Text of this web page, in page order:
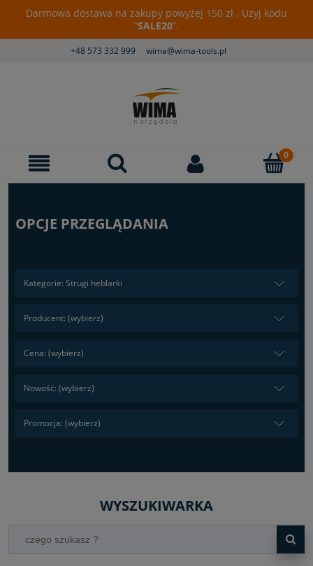
Darmowa dostawa na zakupy powyżej 150 zł . Uzyj kodu
“SALE20”.
+48 573 332 999 wima@wima-tools.pl
OPCJE PRZEGLĄDANIA
Kategorie: Strugi heblarki
Producent: (wybierz)
Cena: (wybierz)
Nowość: (wybierz)
Promocja: (wybierz)
WYSZUKIWARKA